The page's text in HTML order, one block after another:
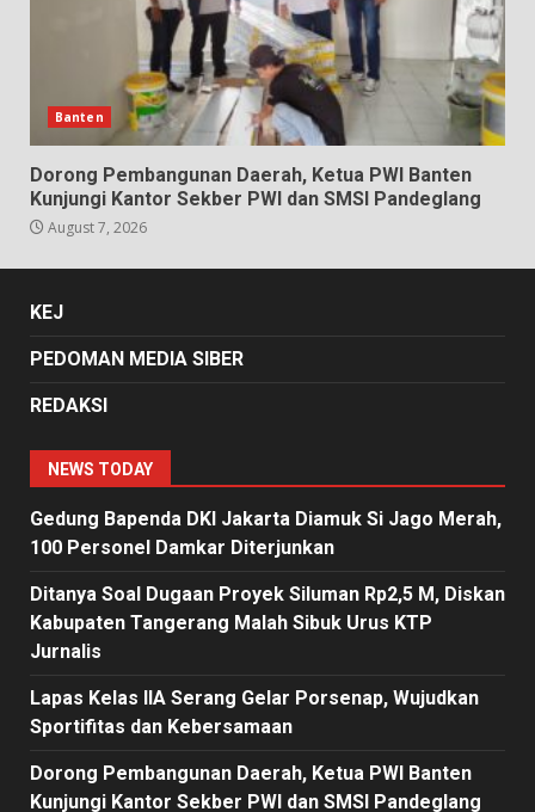
Banten
Dorong Pembangunan Daerah, Ketua PWI Banten
Kunjungi Kantor Sekber PWI dan SMSI Pandeglang
August 7, 2026
KEJ
PEDOMAN MEDIA SIBER
REDAKSI
NEWS TODAY
Gedung Bapenda DKI Jakarta Diamuk Si Jago Merah,
100 Personel Damkar Diterjunkan
Ditanya Soal Dugaan Proyek Siluman Rp2,5 M, Diskan
Kabupaten Tangerang Malah Sibuk Urus KTP
Jurnalis
Lapas Kelas IIA Serang Gelar Porsenap, Wujudkan
Sportifitas dan Kebersamaan
Dorong Pembangunan Daerah, Ketua PWI Banten
Kunjungi Kantor Sekber PWI dan SMSI Pandeglang